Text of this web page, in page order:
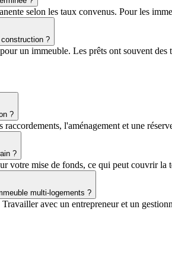
selon les taux convenus. Pour les
?
un immeuble. Les prêts ont souvent des
?
l'aménagement et une
?
votre mise de fonds, ce qui peut couvrir la
multi-logements ?
avec un entrepreneur et un